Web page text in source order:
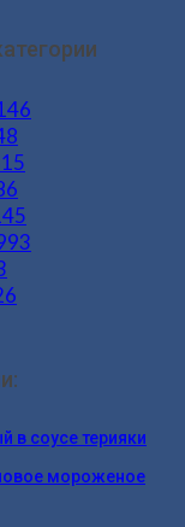
в соусе терияки
мороженое